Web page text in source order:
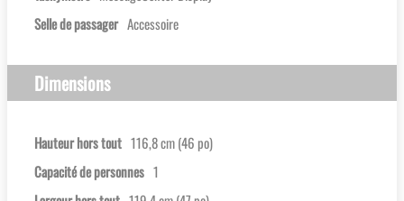
Selle de passager Accessoire
Dimensions
Hauteur hors tout 116,8 cm (46 po)
Capacité de personnes 1